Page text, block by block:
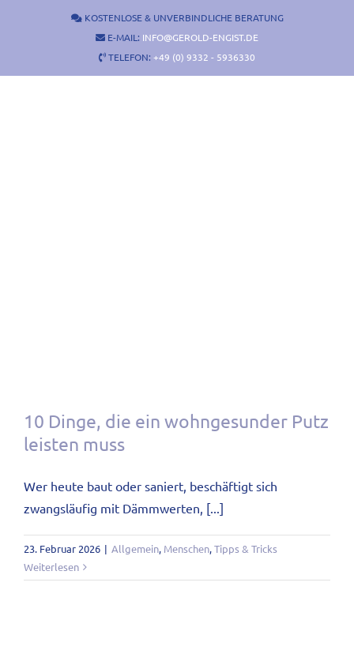
KOSTENLOSE & UNVERBINDLICHE BERATUNG
E-MAIL: INFO@GEROLD-ENGIST.DE
TELEFON: +49 (0) 9332 - 5936330
10 Dinge, die ein wohngesunder Putz
leisten muss
Wer heute baut oder saniert, beschäftigt sich
zwangsläufig mit Dämmwerten, [...]
23. Februar 2026 | Allgemein, Menschen,Tipps & Tricks
Weiterlesen